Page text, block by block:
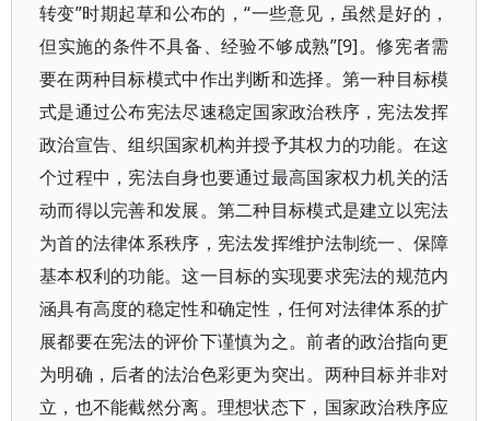
转变”时期起草和公布的，“一些意见，虽然是好的，
但实施的条件不具备、经验不够成熟”[9]。修宪者需
要在两种目标模式中作出判断和选择。第一种目标模
式是通过公布宪法尽速稳定国家政治秩序，宪法发挥
政治宣告、组织国家机构并授予其权力的功能。在这
个过程中，宪法自身也要通过最高国家权力机关的活
动而得以完善和发展。第二种目标模式是建立以宪法
为首的法律体系秩序，宪法发挥维护法制统一、保障
基本权利的功能。这一目标的实现要求宪法的规范内
涵具有高度的稳定性和确定性，任何对法律体系的扩
展都要在宪法的评价下谨慎为之。前者的政治指向更
为明确，后者的法治色彩更为突出。两种目标并非对
立，也不能截然分离。理想状态下，国家政治秩序应